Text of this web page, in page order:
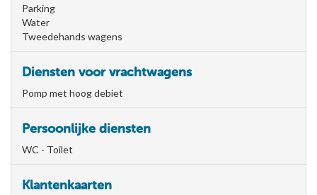
Parking
Water
Tweedehands wagens
Diensten voor vrachtwagens
Pomp met hoog debiet
Persoonlijke diensten
WC - Toilet
Klantenkaarten